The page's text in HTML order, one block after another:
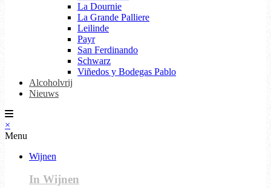
La Dournie
La Grande Palliere
Leilinde
Payr
San Ferdinando
Schwarz
Viñedos y Bodegas Pablo
Alcoholvrij
Nieuws
×
Menu
Wijnen
In Wijnen